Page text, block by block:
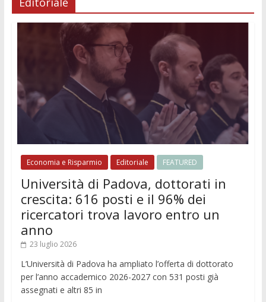
Economia e Risparmio Editoriale FEATURED
Università di Padova, dottorati in
crescita: 616 posti e il 96% dei
ricercatori trova lavoro entro un
anno
23 luglio 2026
L’Università di Padova ha ampliato l’offerta di dottorato
per l’anno accademico 2026-2027 con 531 posti già
assegnati e altri 85 in